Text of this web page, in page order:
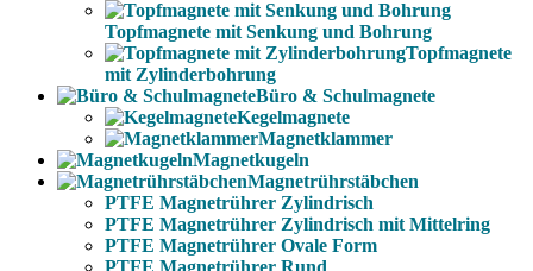
Topfmagnete mit Senkung und Bohrung
Topfmagnete
mit Zylinderbohrung
Büro & Schulmagnete
Kegelmagnete
Magnetklammer
Magnetkugeln
Magnetrührstäbchen
PTFE Magnetrührer Zylindrisch
PTFE Magnetrührer Zylindrisch mit Mittelring
PTFE Magnetrührer Ovale Form
PTFE Magnetrührer Rund